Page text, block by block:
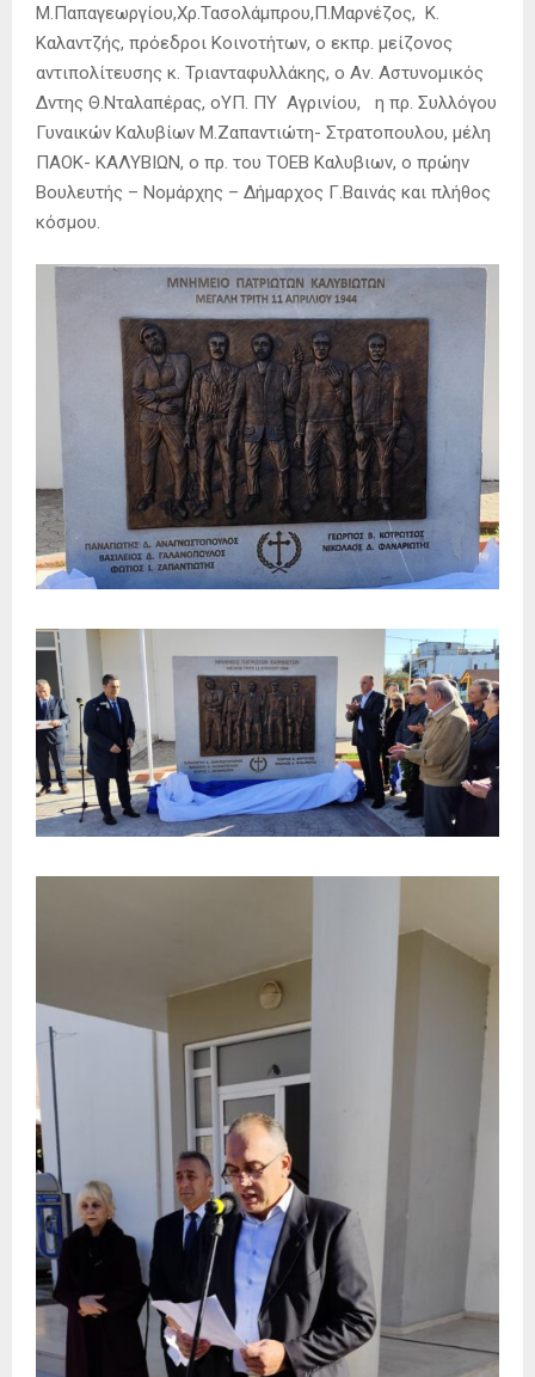
Μ.Παπαγεωργίου,Χρ.Τασολάμπρου,Π.Μαρνέζος, Κ.
Καλαντζής, πρόεδροι Κοινοτήτων, ο εκπρ. μείζονος
αντιπολίτευσης κ. Τριανταφυλλάκης, ο Αν. Αστυνομικός
Δντης Θ.Νταλαπέρας, οΥΠ. ΠΥ Αγρινίου, η πρ. Συλλόγου
Γυναικών Καλυβίων Μ.Ζαπαντιώτη- Στρατοπουλου, μέλη
ΠΑΟΚ- ΚΑΛΥΒΙΩΝ, ο πρ. του ΤΟΕΒ Καλυβιων, ο πρώην
Βουλευτής – Νομάρχης – Δήμαρχος Γ.Βαινάς και πλήθος
κόσμου.